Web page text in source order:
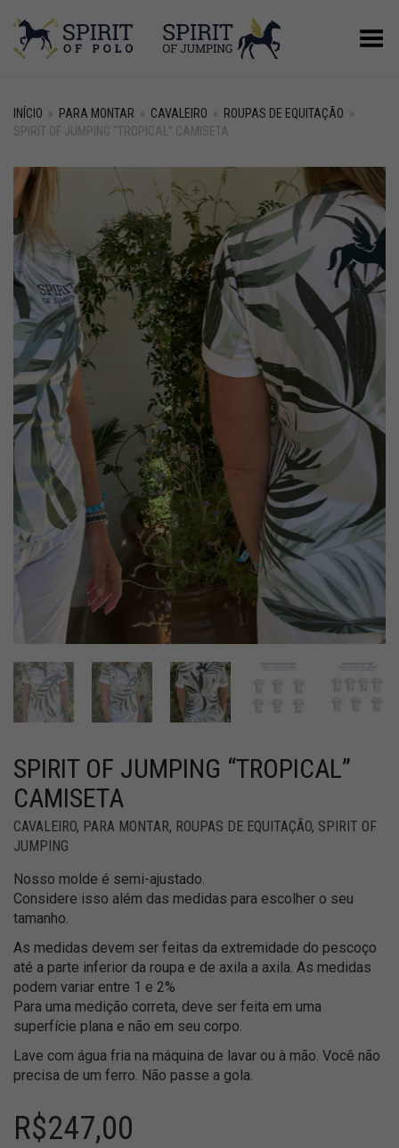
Alternar Menu
INÍCIO » PARA MONTAR » CAVALEIRO » ROUPAS DE EQUITAÇÃO »
SPIRIT OF JUMPING “TROPICAL” CAMISETA
+
SPIRIT OF JUMPING “TROPICAL”
CAMISETA
CAVALEIRO, PARA MONTAR, ROUPAS DE EQUITAÇÃO, SPIRIT OF
JUMPING
Nosso molde é semi-ajustado.
Considere isso além das medidas para escolher o seu
tamanho.
As medidas devem ser feitas da extremidade do pescoço
até a parte inferior da roupa e de axila a axila. As medidas
podem variar entre 1 e 2%
Para uma medição correta, deve ser feita em uma
superfície plana e não em seu corpo.
Lave com água fria na máquina de lavar ou à mão. Você não
precisa de um ferro. Não passe a gola.
R$247,00